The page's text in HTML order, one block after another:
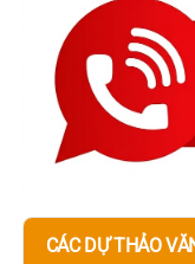
CÁC DỰ THẢO